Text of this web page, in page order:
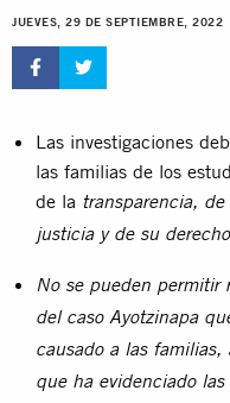
JUEVES, 29 DE SEPTIEMBRE, 2022
Las investigaciones
las familias de los
de la transparencia,
justicia y de su
No se pueden permitir
del caso Ayotzinapa
causado a las familias,
que ha evidenciado